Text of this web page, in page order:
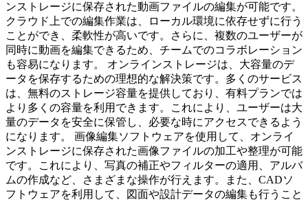
ンストレージに保存された動画ファイルの編集が可能です。
クラウド上での編集作業は、ローカル環境に依存せずに行う
ことができ、柔軟性が高いです。さらに、複数のユーザーが
同時に動画を編集できるため、チームでのコラボレーション
も容易になります。 オンラインストレージは、大容量のデ
ータを保存するための理想的な解決策です。多くのサービス
は、無料のストレージ容量を提供しており、有料プランでは
より多くの容量を利用できます。これにより、ユーザーは大
量のデータを安全に保管し、必要な時にアクセスできるよう
になります。 画像編集ソフトウェアを使用して、オンライ
ンストレージに保存された画像ファイルの加工や整理が可能
です。これにより、写真の補正やフィルターの適用、アルバ
ムの作成など、さまざまな操作が行えます。また、CADソ
フトウェアを利用して、図面や設計データの編集も行うこと